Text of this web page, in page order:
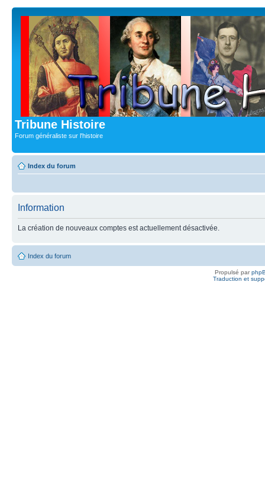
Tribune Histoire
Forum généraliste sur l'histoire
Index du forum
Information
La création de nouveaux comptes est actuellement désactivée.
Index du forum
Propulsé par
Traduction et